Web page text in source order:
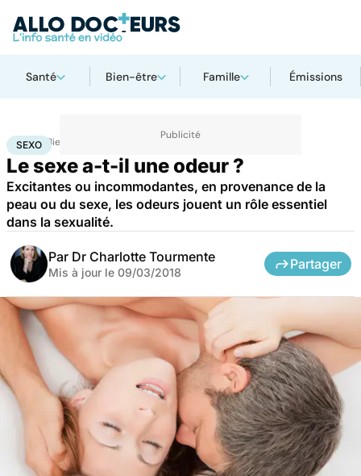
Santé Bien-être Famille Émissions
Accueil Bien-être
SEXO
Le sexe a-t-il une odeur ?
Excitantes ou incommodantes, en provenance de la
peau ou du sexe, les odeurs jouent un rôle essentiel
dans la sexualité.
Par Dr Charlotte Tourmente
Mis à jour le 09/03/2018
Partager